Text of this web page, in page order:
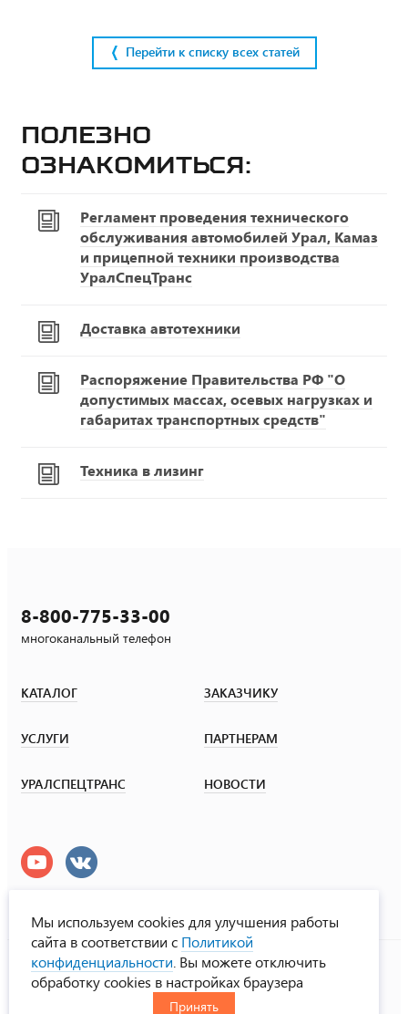
Перейти к списку всех статей
Полезно
ознакомиться:
Регламент проведения технического
обслуживания автомобилей Урал, Камаз
и прицепной техники производства
УралСпецТранс
Доставка автотехники
Распоряжение Правительства РФ "О
допустимых массах, осевых нагрузках и
габаритах транспортных средств"
Техника в лизинг
8-800-775-33-00
многоканальный телефон
КАТАЛОГ ЗАКАЗЧИКУ
УСЛУГИ ПАРТНЕРАМ
УРАЛСПЕЦТРАНС НОВОСТИ
УралСпецТранс
© ООО «Урал СТ», 2000-2026
Политика конфиденциальности
Мы используем cookies для улучшения работы
сайта в соответствии с Политикой
конфиденциальности . Вы можете отключить
обработку cookies в настройках браузера
Принять